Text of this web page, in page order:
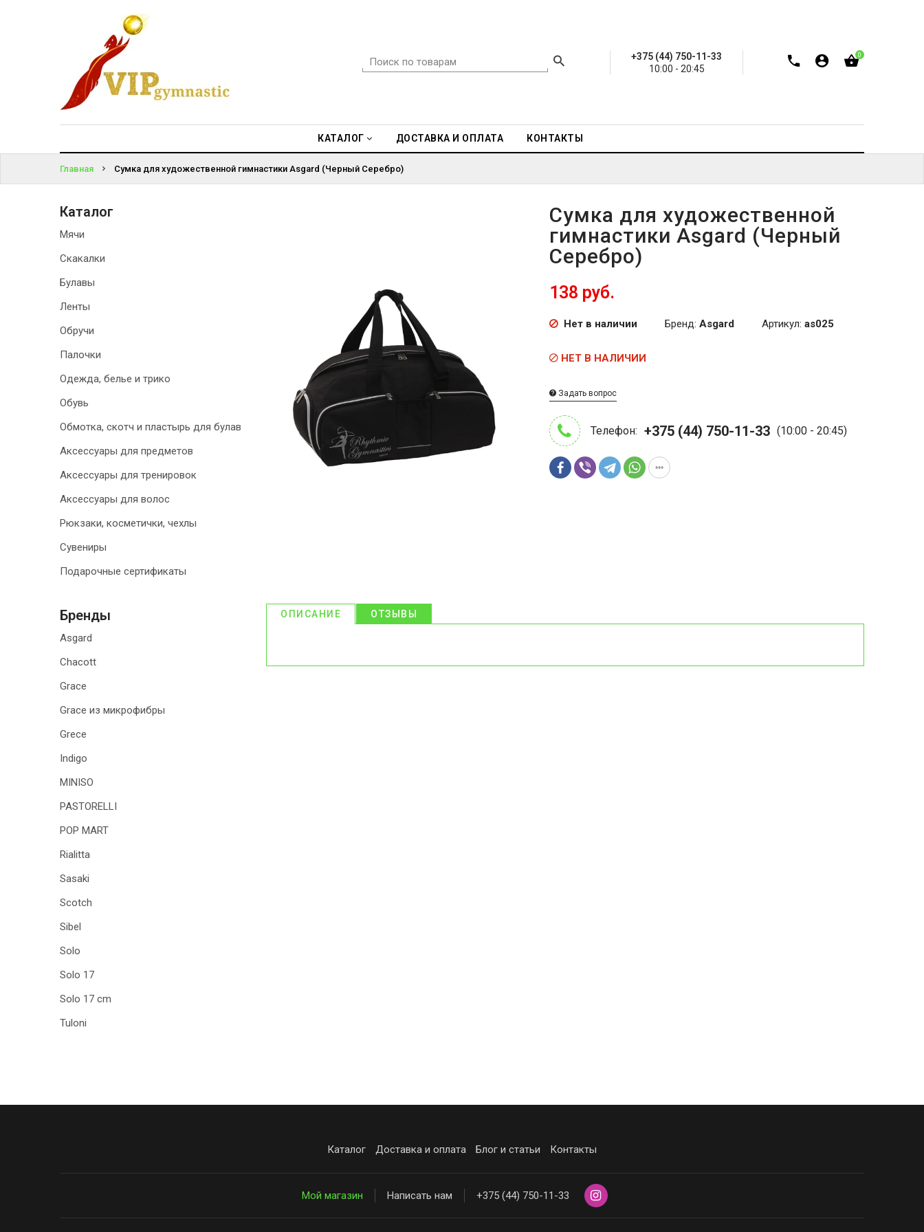
+375 (44) 750-11-33
10:00 - 20:45
0
КАТАЛОГ ДОСТАВКА И ОПЛАТА КОНТАКТЫ
КОНТАКТЫ
ВОЙТИ
ЗАБЫЛИ
ПАРОЛЬ?
Главная Сумка для художественной гимнастики Asgard (Черный Серебро)
Сумка для художественной
гимнастики Asgard (Черный
Серебро)
138 руб.
Нет в наличии Бренд: Asgard Артикул: as025
НЕТ В НАЛИЧИИ
Задать вопрос
Телефон: +375 (44) 750-11-33 (10:00 - 20:45)
ОПИСАНИЕ ОТЗЫВЫ
Каталог
Мячи
Скакалки
Булавы
Ленты
Обручи
Палочки
Одежда, белье и трико
Обувь
Обмотка, скотч и пластырь для булав
Аксессуары для предметов
Аксессуары для тренировок
Аксессуары для волос
Рюкзаки, косметички, чехлы
Сувениры
Подарочные сертификаты
Бренды
Asgard
Chacott
Grace
Grace из микрофибры
Grece
Indigo
MINISO
PASTORELLI
POP MART
Rialitta
Sasaki
Scotch
Sibel
Solo
Solo 17
Solo 17 cm
Tuloni
Каталог Доставка и оплата Блог и статьи Контакты
Мой магазин Написать нам +375 (44) 750-11-33